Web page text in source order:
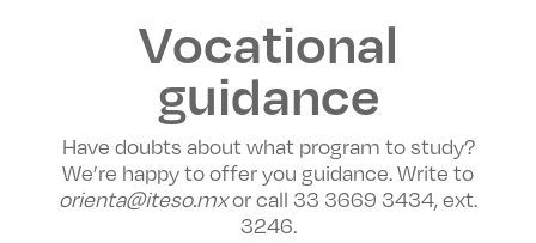
Vocational
guidance
Have doubts about what program to study?
We’re happy to offer you guidance. Write to
orienta@iteso.mxor call 33 3669 3434, ext.
3246.